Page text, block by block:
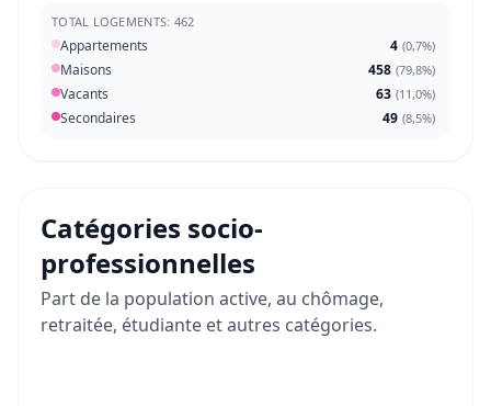
TOTAL LOGEMENTS: 462
Appartements 4 (0,7%)
Maisons 458 (79,8%)
Vacants 63 (11,0%)
Secondaires 49 (8,5%)
Catégories socio-
professionnelles
Part de la population active, au chômage,
retraitée, étudiante et autres catégories.